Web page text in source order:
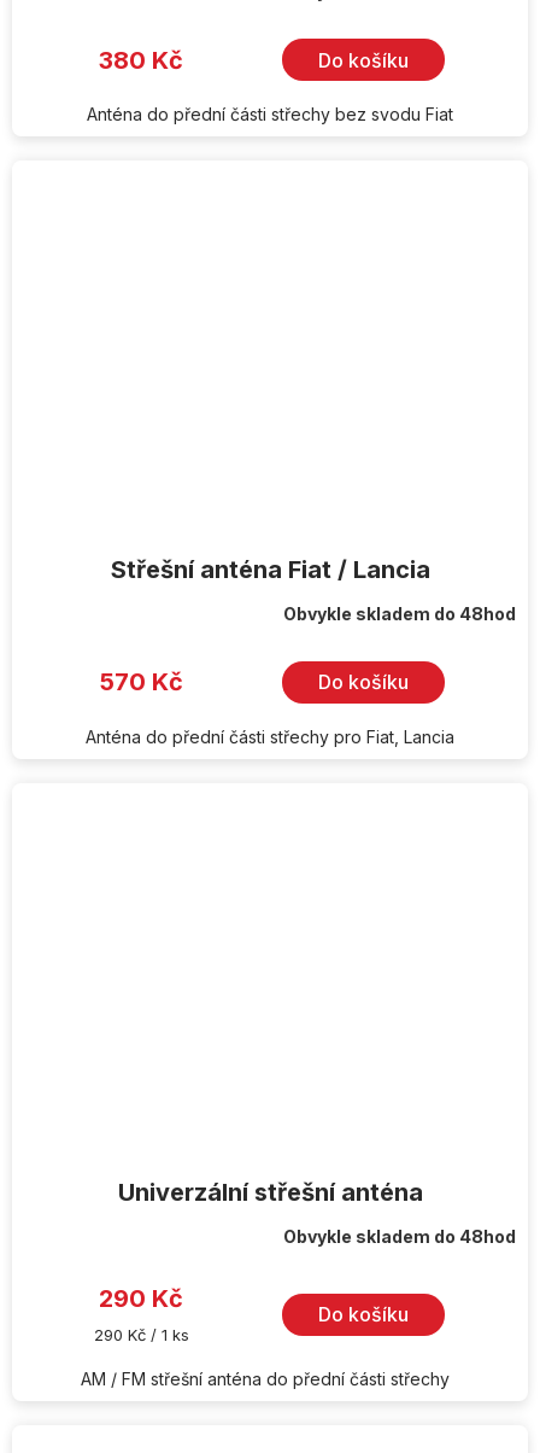
380 Kč Do košíku
Anténa do přední části střechy bez svodu Fiat
Střešní anténa Fiat / Lancia
Obvykle skladem do 48hod
570 Kč Do košíku
Anténa do přední části střechy pro Fiat, Lancia
Univerzální střešní anténa
Obvykle skladem do 48hod
290 Kč
Měrná
290 Kč / 1 ks
Do košíku
AM / FM střešní anténa do přední části střechy